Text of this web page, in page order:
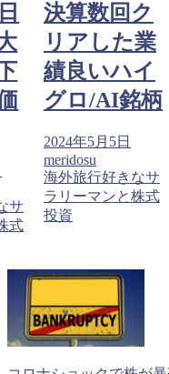
サ
式
決算数回ク
リアした業
績良いハイ
グロ/AI銘柄
2024年5月5日
meridosu
海外旅行好きなサ
ラリーマンと株式
投資